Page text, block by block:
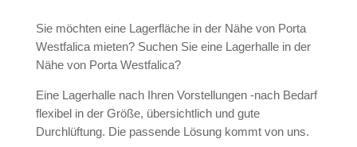
Sie möchten eine Lagerfläche in der Nähe von Porta
Westfalica mieten? Suchen Sie eine Lagerhalle in der
Nähe von Porta Westfalica?
Eine Lagerhalle nach Ihren Vorstellungen -nach Bedarf
flexibel in der Größe, übersichtlich und gute
Durchlüftung. Die passende Lösung kommt von uns.